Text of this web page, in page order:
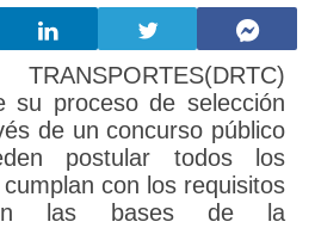
su proceso de selección
de un concurso público
postular todos los
con los requisitos
en las bases de la